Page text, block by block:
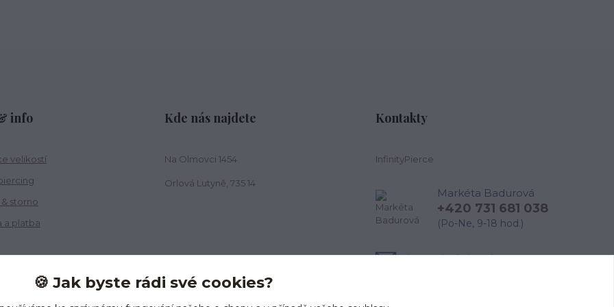
info
velikostí
storno
a platba
Kde nás najdete
Na Olmovci 1454
Orlová Lutyně, 735 14
Kontakty
InfinityPierce
Markéta Badurová
+420 731 681 038
(Po-Ne, 9-18 hod.)
info@infinitypierce.cz
🍪 Jak byste rádi své cookies?